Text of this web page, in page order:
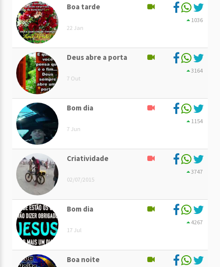
Boa tarde
22 Jan
1036
Deus abre a porta
7 Out
3164
Bom dia
7 Jun
1154
Criatividade
02/07/2015
3747
Bom dia
17 Jul
4267
Boa noite